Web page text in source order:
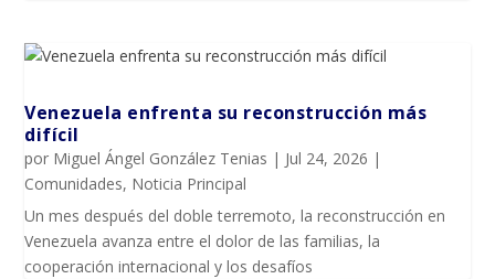
Venezuela enfrenta su reconstrucción más
difícil
por Miguel Ángel González Tenias | Jul 24, 2026 |
Comunidades, Noticia Principal
Un mes después del doble terremoto, la reconstrucción en
Venezuela avanza entre el dolor de las familias, la
cooperación internacional y los desafíos